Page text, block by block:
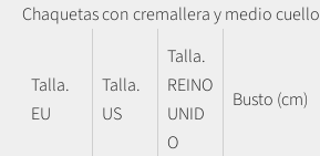
Chaquetas con cremallera y medio
Talla.
EU
Talla.
US
Talla.
REINO
UNID
O
Busto (cm)